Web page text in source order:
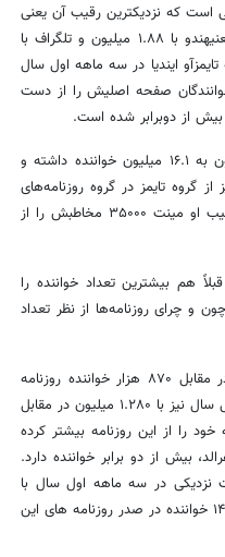
است که نزدیکترین رقیب آن یعنی
هندوستان تایمز ۳.۶ میلیون خواننده دارد. همچنین دیگر روزنامه‌های پرمخاطب یعنیهندو با ۱.۸۸ میلیون و تلگراف با
تایمزآو ایندیا در سه ماهه اول سال
در حالیکه هندوستان تایمز ۱۲۰ هزار نفر از خوانندگان صفحه اصلیش را از دست
بیش از دوبرابر شده است.
از نظر تعداد کل خوانندگان روزنامه تایمزآو ایندیا رشد ۶ درصدی را از ۱۵.۲ میلیون به ۱۶.۱ میلیون خواننده داشته و
از گروه تایمز در گروه روزنامه‌های
انگلیسی زبان با یک میلیون خواننده رشد ۲۷۰۰۰ نفری داشته است درحالی که رقیب او مینت ۳۵۰۰۰ مخاطبش را از
هم بیشترین تعداد خواننده را
و چرای روزنامه‌ها از نظر تعداد
در شهر مومبای صفحه اصلی روزنامه تایمز آو ایندیا ۱.۳۲۰ میلیون نفر خواننده در مقابل ۸۷۰ هزار خواننده روزنامه
هندوستان تایمز در سه ماهه دوم سال بوده است. البته پیشاپیش در سه ماهه اول سال نیز با ۱.۲۸۰ میلیون در مقابل
خود را از این روزنامه بیشتر کرده
بیش از دو برابر خواننده دارد.
رقابت نزدیکی در سه ماهه اول سال با
رقیبش روزنامه هیندو داشت، اکنون از آن فاصله گرفته و بدین ترتیب با تعداد ۱۴۰۰۰ خواننده در صدر روزنامه های این